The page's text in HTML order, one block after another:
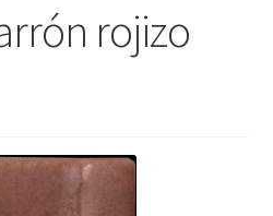
Localización
rojizo